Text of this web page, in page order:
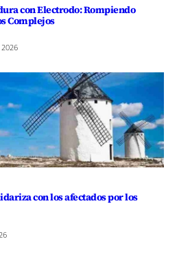
con Electrodo: Rompiendo
Complejos
2026
con los afectados por los